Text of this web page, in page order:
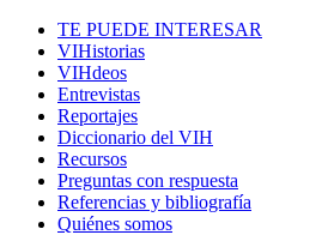
TE PUEDE INTERESAR
VIHistorias
VIHdeos
Entrevistas
Reportajes
Diccionario del VIH
Recursos
Preguntas con respuesta
Referencias y bibliografía
Quiénes somos